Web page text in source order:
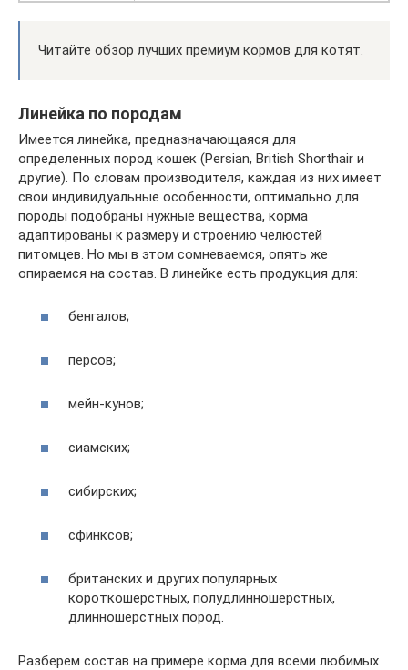
Читайте обзор лучших премиум кормов для котят.
Линейка по породам
Имеется линейка, предназначающаяся для
определенных пород кошек (Persian, British Shorthair и
другие). По словам производителя, каждая из них имеет
свои индивидуальные особенности, оптимально для
породы подобраны нужные вещества, корма
адаптированы к размеру и строению челюстей
питомцев. Но мы в этом сомневаемся, опять же
опираемся на состав. В линейке есть продукция для:
бенгалов;
персов;
мейн-кунов;
сиамских;
сибирских;
сфинксов;
британских и других популярных
короткошерстных, полудлинношерстных,
длинношерстных пород.
Разберем состав на примере корма для всеми любимых